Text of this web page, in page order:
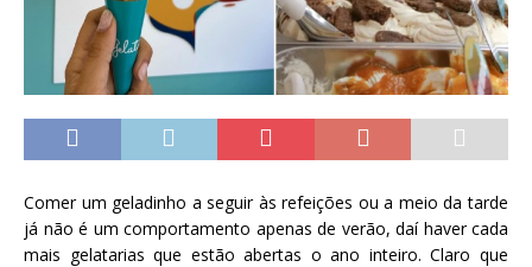
Comer um geladinho a seguir às refeições ou a meio da tarde
já não é um comportamento apenas de verão, daí haver cada
mais gelatarias que estão abertas o ano inteiro. Claro que